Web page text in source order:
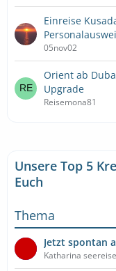
Einreise
05nov02
Orient ab
Upgrade
Reisemona81
Unsere Top 5
Euch
Thema
Jetzt spontan
Katharina